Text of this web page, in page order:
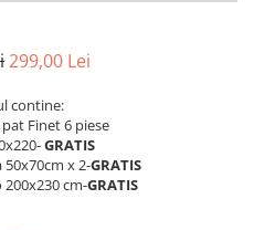
299,00 Lei
contine:
Finet 6 piese
GRATIS
x 2-GRATIS
cm-GRATIS